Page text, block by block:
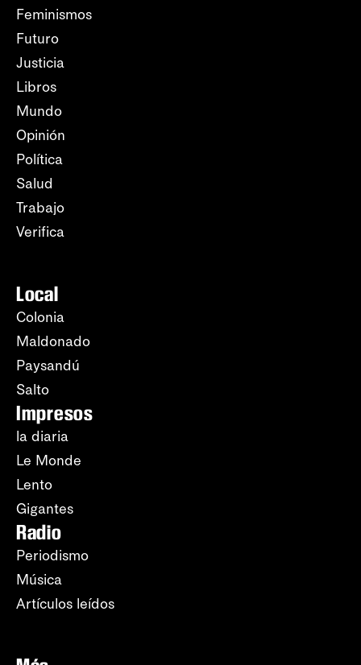
Feminismos
Futuro
Justicia
Libros
Mundo
Opinión
Política
Salud
Trabajo
Verifica
Local
Colonia
Maldonado
Paysandú
Salto
Impresos
la diaria
Le Monde
Lento
Gigantes
Radio
Periodismo
Música
Artículos leídos